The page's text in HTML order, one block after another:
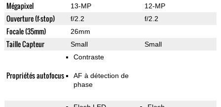
Mégapixel 13-MP 12-MP
Ouverture (f-stop) f/2.2 f/2.2
Focale (35mm) 26mm
Taille Capteur Small Small
Propriétés autofocus
Contraste
AF à détection de
phase